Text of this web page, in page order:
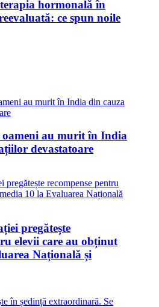
hormonală în
ce spun noile
oameni au murit în India
devastatoare
pregătește
elevii care au obținut
Națională și